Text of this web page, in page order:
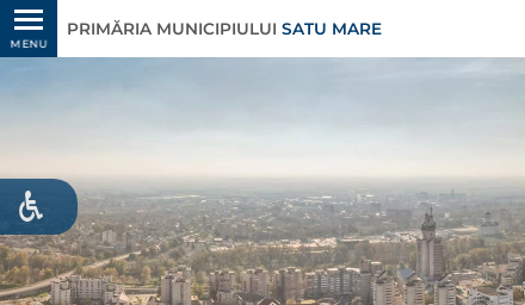
MENU
PRIMĂRIA MUNICIPIULUI SATU MARE